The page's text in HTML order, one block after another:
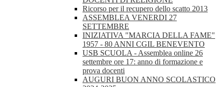
Ricorso per il recupero dello scatto 2013
ASSEMBLEA VENERDI 27
SETTEMBRE
INIZIATIVA "MARCIA DELLA FAME"
1957 - 80 ANNI CGIL BENEVENTO
USB SCUOLA - Assemblea online 26
settembre ore 17: anno di formazione e
prova docenti
AUGURI BUON ANNO SCOLASTICO